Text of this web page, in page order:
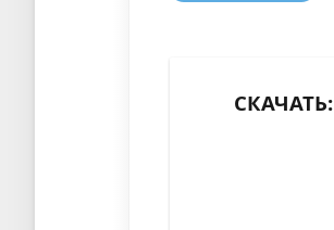
СКАЧАТЬ: